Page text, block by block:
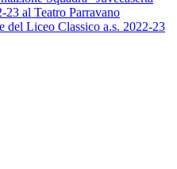
23 al Teatro Parravano
del Liceo Classico a.s. 2022-23